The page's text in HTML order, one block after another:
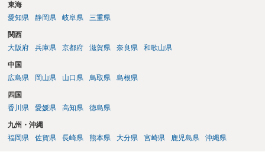
東海
愛知県
静岡県 岐阜県 三重県
関西
大阪府
兵庫県 京都府 滋賀県 奈良県 和歌山県
中国
広島県
岡山県 山口県 鳥取県 島根県
四国
香川県
愛媛県 高知県 徳島県
九州・沖縄
福岡県
佐賀県 長崎県 熊本県 大分県 宮崎県 鹿児島県 沖縄県